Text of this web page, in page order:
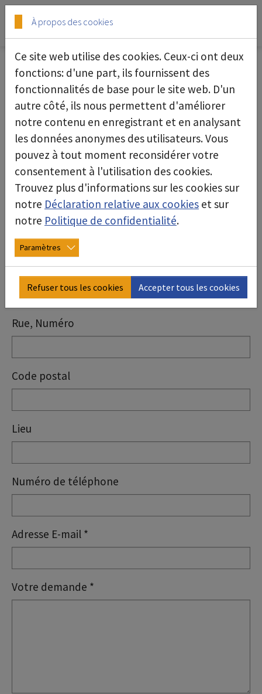
Skip to main content
Skip to page footer
Formulaire de contact
Nous nous réjouissons de votre demande.a
Veuillez remplir tous les champs obligatoires
marqués d'un *.
Civilité
Entreprise
Nom, Prénom*
Rue, Numéro
Code postal
Lieu
Numéro de téléphone
Adresse E-mail *
Votre demande *
À propos des cookies
Ce site web utilise des cookies. Ceux-ci ont deux
fonctions: d'une part, ils fournissent des
fonctionnalités de base pour le site web. D'un
autre côté, ils nous permettent d'améliorer
notre contenu en enregistrant et en analysant
les données anonymes des utilisateurs. Vous
pouvez à tout moment reconsidérer votre
consentement à l'utilisation des cookies.
Trouvez plus d'informations sur les cookies sur
notre Déclaration relative aux cookies et sur
notre Politique de confidentialité.
Paramètres
Refuser tous les cookies Accepter tous les cookies